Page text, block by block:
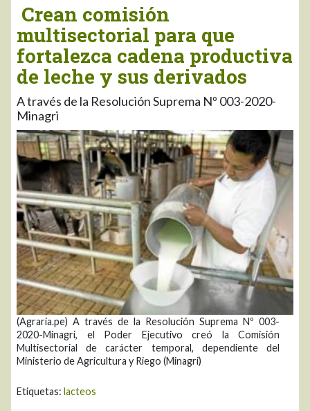
Crean comisión
multisectorial para que
fortalezca cadena productiva
de leche y sus derivados
A través de la Resolución Suprema Nº 003-2020-
Minagri
(Agraria.pe) A través de la Resolución Suprema Nº 003-
2020-Minagri, el Poder Ejecutivo creó la Comisión
Multisectorial de carácter temporal, dependiente del
Ministerio de Agricultura y Riego (Minagri)
Etiquetas: lacteos